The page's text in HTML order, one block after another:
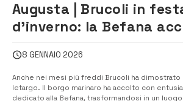
Augusta | Brucoli in
d’inverno: la Befana
tradizione
8 GENNAIO 2026
Anche nei mesi più freddi Brucoli ha dimostrato
letargo. Il borgo marinaro ha accolto con
dedicato alla Befana, trasformandosi in un